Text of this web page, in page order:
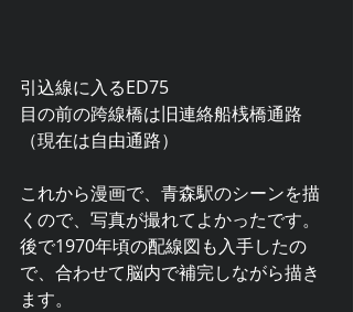
引込線に入るED75
目の前の跨線橋は旧連絡船桟橋通路
（現在は自由通路）
これから漫画で、青森駅のシーンを描
くので、写真が撮れてよかったです。
後で1970年頃の配線図も入手したの
で、合わせて脳内で補完しながら描き
ます。